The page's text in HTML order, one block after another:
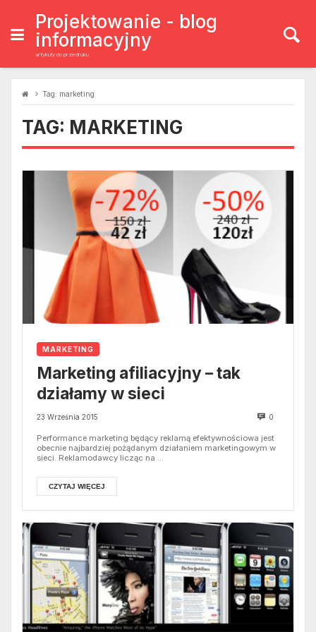
content
Projektowanie - blog
informacyjny
artykuły do przedruku
Tag: marketing
TAG: MARKETING
MARKETING
Marketing afiliacyjny – tak
działamy w sieci
23 Września 2015 0
Performance marketing będący reklamą efektywnościowa jest
obecnie najbardziej pożądanym działaniem marketingowym w
sieci. Reklamodawcy licząc na ...
CZYTAJ WIĘCEJ